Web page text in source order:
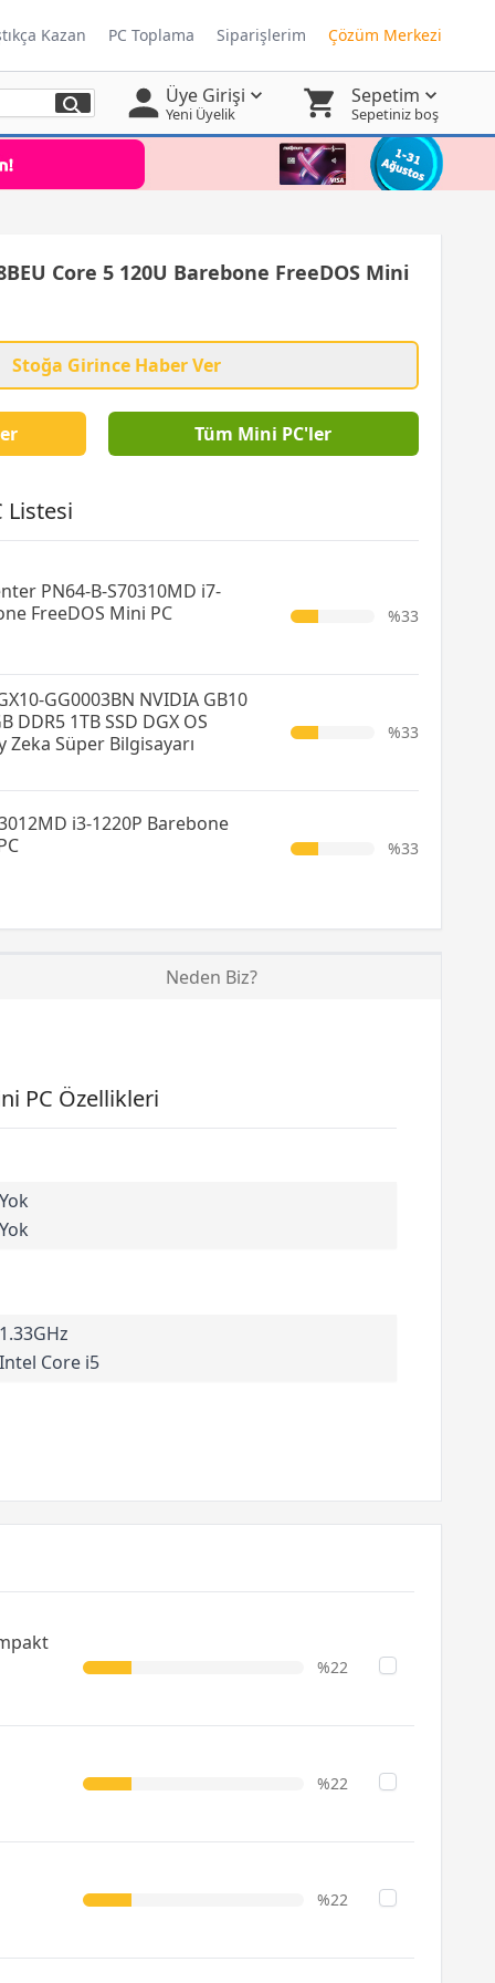
Kazan PC Toplama Siparişlerim Çözüm Merkezi
Üye Girişi
Yeni Üyelik
Sepetim
Sepetiniz boş
Core 5 120U Barebone FreeDOS Mini
Stoğa Girince Haber Ver
Tüm Mini PC'ler
Listesi
PN64-B-S70310MD i7-
FreeDOS Mini PC
%33
GG0003BN NVIDIA GB10
DDR5 1TB SSD DGX OS
Zeka Süper Bilgisayarı
%33
i3-1220P Barebone
%33
Neden Biz?
PC Özellikleri
Yok
Yok
1.33GHz
Intel Core i5
%22
%22
%22